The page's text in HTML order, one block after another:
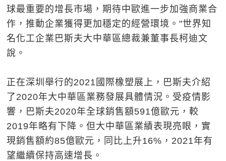
球最重要的增長市場，期待中歐進一步加強商業合
作，推動企業獲得更加穩定的經營環境。"世界知
名化工企業巴斯夫大中華區總裁兼董事長柯迪文
說。
正在深圳舉行的2021國際橡塑展上，巴斯夫介紹
了2020年大中華區業務發展具體情況。受疫情影
響，巴斯夫2020年全球銷售額591億歐元，較
2019年略有下降。但大中華區業績表現亮眼，實
現銷售額約85億歐元，同比上升16%，2021年有
望繼續保持高速增長。